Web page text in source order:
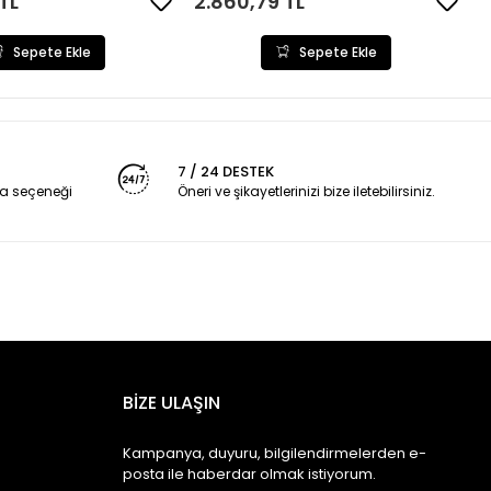
Sepete Ekle Sepete Ekle
seçeneği
7 / 24 DESTEK
Öneri ve şikayetlerinizi bize iletebilirsiniz.
BİZE ULAŞIN
Kampanya, duyuru, bilgilendirmelerden e-
posta ile haberdar olmak istiyorum.